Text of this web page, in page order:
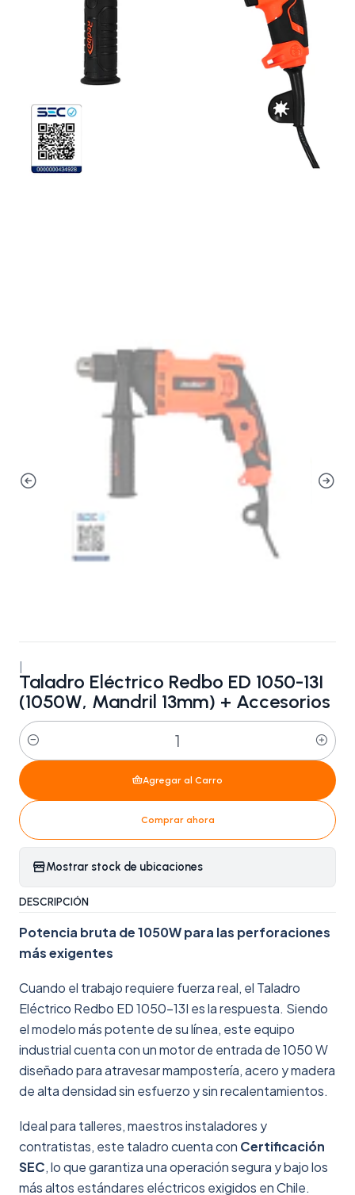
Taladro Eléctrico Redbo ED 1050-13I
(1050W, Mandril 13mm) + Accesorios
Cantidad
Agregar al Carro
Comprar ahora
Mostrar stock de ubicaciones
DESCRIPCIÓN
Potencia bruta de 1050W para las perforaciones
más exigentes
Cuando el trabajo requiere fuerza real, el Taladro
Eléctrico Redbo ED 1050-13I es la respuesta. Siendo
el modelo más potente de su línea, este equipo
industrial cuenta con un motor de entrada de 1050 W
diseñado para atravesar mampostería, acero y madera
de alta densidad sin esfuerzo y sin recalentamientos.
Ideal para talleres, maestros instaladores y
contratistas, este taladro cuenta con Certificación
SEC, lo que garantiza una operación segura y bajo los
más altos estándares eléctricos exigidos en Chile.